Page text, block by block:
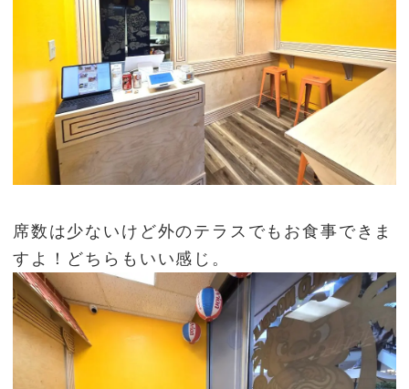
席数は少ないけど外のテラスでもお食事できま
すよ！どちらもいい感じ。